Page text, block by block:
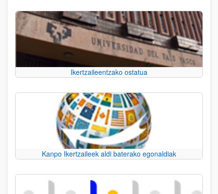
Ikertzaileentzako ostatua
Kanpo Ikertzaileek aldi baterako egonaldiak